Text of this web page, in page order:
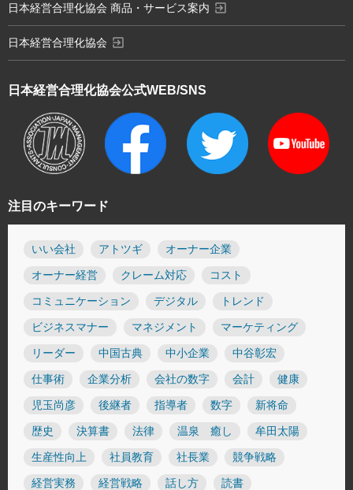
注目のキーワード
いい会社 アトツギ オーナー企業
オーナー経営 クレーム対応 コスト
コミュニケーション デジタル トレンド
ビジネスマナー マネジメント マーケティング
リーダー 中国古典 中小企業 中谷彰宏
仕事術 企業分析 会社の数字 会計 健康
児玉尚彦 後継者 指導者 数字 新将命
歴史 決算書 法律 温泉 癒し 牟田太陽
生産性向上 社員教育 社長業 競争戦略
経営実務 経営戦略 話し方 読書
日本経営合理化協会公式WEB/SNS
日本経営合理化協会 商品・サービス案内 exit_to_app
日本経営合理化協会 exit_to_app